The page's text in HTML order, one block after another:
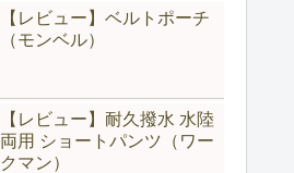
【レビュー】ベルトポーチ
（モンベル）
【レビュー】耐久撥水 水陸
両用 ショートパンツ（ワー
クマン）